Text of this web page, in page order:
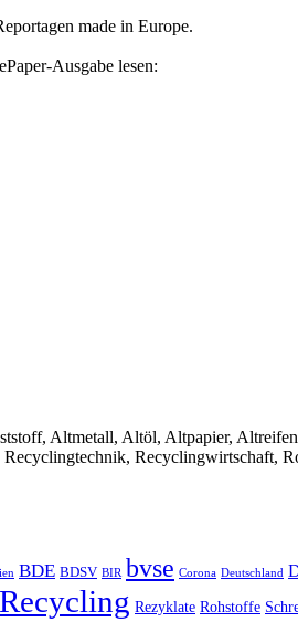
made in Europe.
Ausgabe lesen:
Altmetall, Altöl, Altpapier,
Recyclingwirtschaft,
BDE BDSV BIR bvse Corona Deutschland
Recycling Rezyklate Rohstoffe